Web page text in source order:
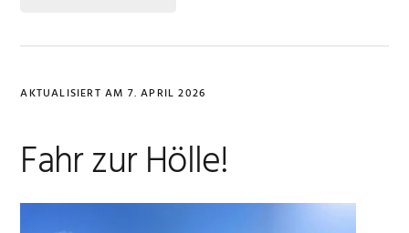
AKTUALISIERT AM 7. APRIL 2026
Fahr zur Hölle!